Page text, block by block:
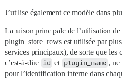
J’utilise également ce modèle dans
La raison principale de l’utilisation de
plugin_store_rows est utilisée par
services principaux), de sorte que les
c’est-à-dire id et plugin_name , ne
pour l’identification interne dans